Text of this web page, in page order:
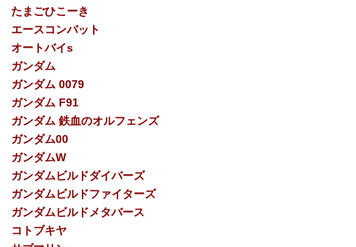
たまごひこーき
エースコンバット
オートバイs
ガンダム
ガンダム 0079
ガンダム F91
ガンダム 鉄血のオルフェンズ
ガンダム00
ガンダムW
ガンダムビルドダイバーズ
ガンダムビルドファイターズ
ガンダムビルドメタバース
コトブキヤ